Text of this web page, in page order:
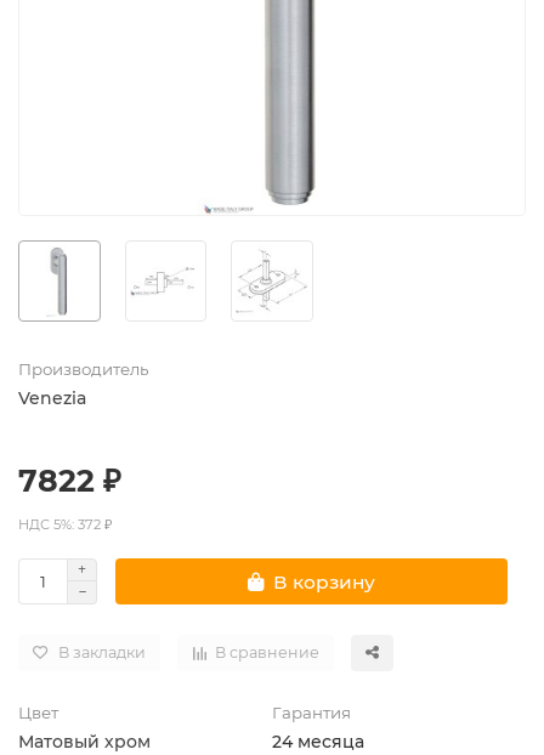
Производитель
Venezia
7822 ₽
НДС 5%: 372 ₽
В корзину
В закладки В сравнение
Цвет
Матовый хром
Гарантия
24 месяца